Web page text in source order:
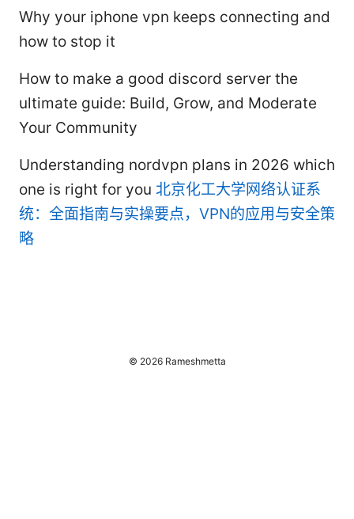
Why your iphone vpn keeps connecting and
how to stop it
How to make a good discord server the
ultimate guide: Build, Grow, and Moderate
Your Community
Understanding nordvpn plans in 2026 which
one is right for you 北京化工大学网络认证系
统：全面指南与实操要点，VPN的应用与安全策
略
© 2026 Rameshmetta